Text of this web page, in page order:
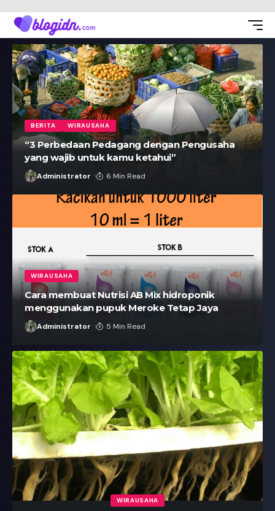
BERITA WIRAUSAHA
“3 Perbedaan Pedagang dengan Pengusaha
yang wajib untuk kamu ketahui”
Administrator 6 Min Read
WIRAUSAHA
Cara membuat Nutrisi AB Mix hidroponik
menggunakan pupuk Meroke Tetap Jaya
Administrator 5 Min Read
WIRAUSAHA